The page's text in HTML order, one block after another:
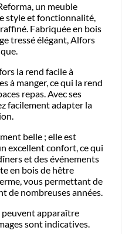
un meuble
style et fonctionnalité,
Fabriquée en bois
tressé élégant, Alfors
la rend facile à
à manger, ce qui la rend
repas. Avec ses
facilement adapter la
belle ; elle est
excellent confort, ce qui
et des événements
en bois de hêtre
vous permettant de
de nombreuses années.
peuvent apparaître
sont indicatives.